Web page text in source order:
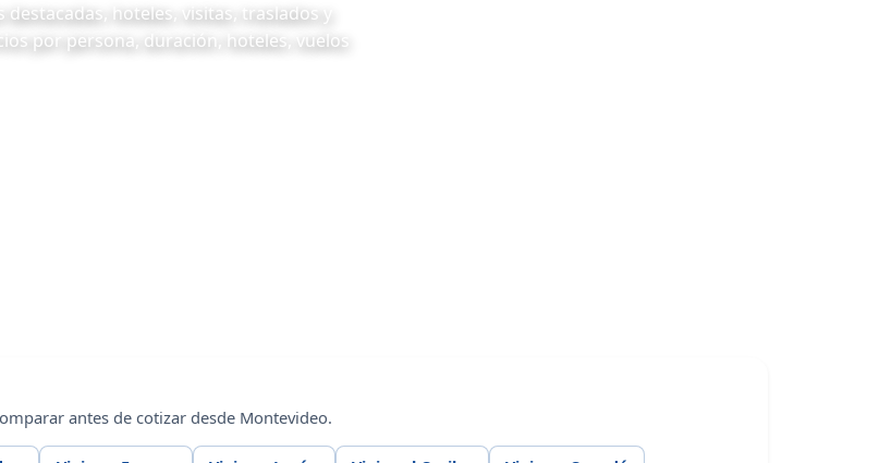
hoteles, visitas, traslados y
por persona, duración, hoteles, vuelos
antes de cotizar desde Montevideo.